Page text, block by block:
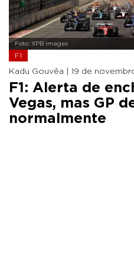
Foto: XPB Images
F1
Kadu Gouvêa | 19 de
F1: Alerta de
Vegas, mas GP
normalmente